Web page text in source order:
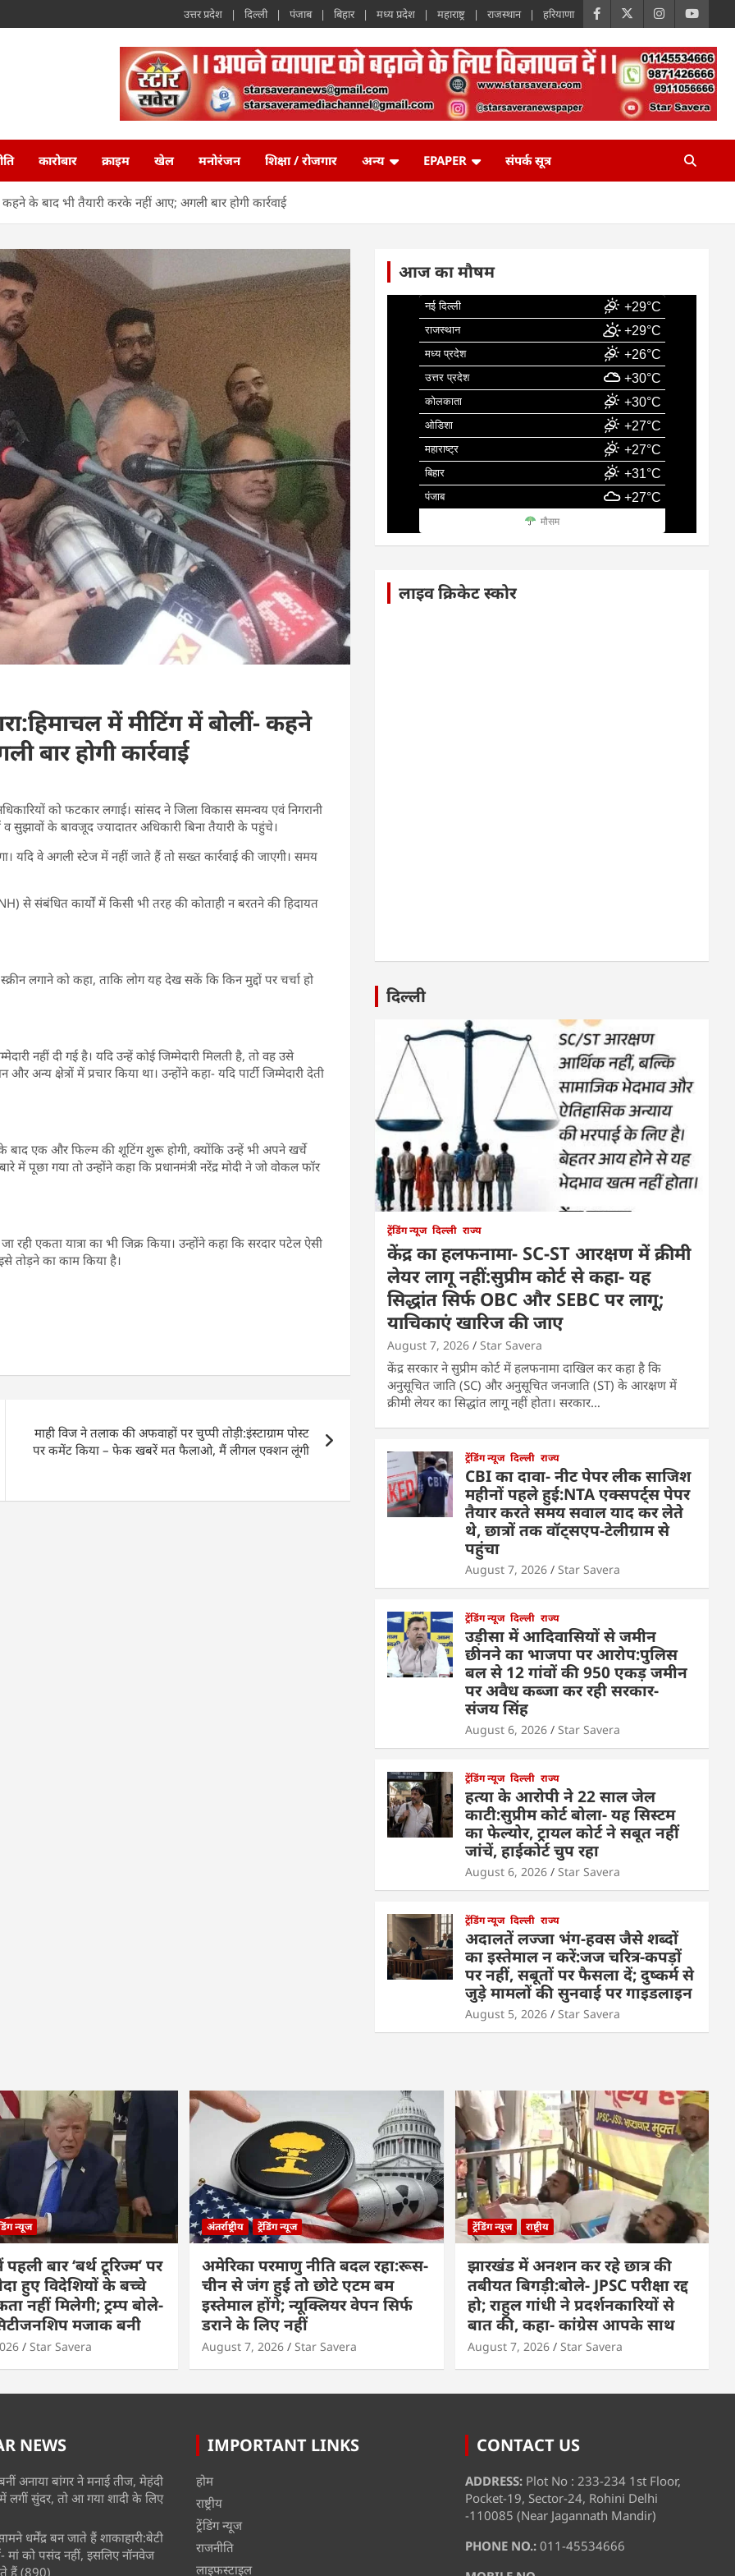
उत्तर प्रदेश दिल्ली पंजाब बिहार मध्य प्रदेश महाराष्ट्र राजस्थान हरियाणा
कारोबार क्राइम खेल मनोरंजन शिक्षा / रोजगार अन्य EPAPER संपर्क सूत्र
के बाद भी तैयारी करके नहीं आए; अगली बार होगी कार्रवाई
में मीटिंग में बोलीं- कहने
होगी कार्रवाई
को फटकार लगाई। सांसद ने जिला विकास समन्वय एवं निगरानी
सुझावों के बावजूद ज्यादातर अधिकारी बिना तैयारी के पहुंचे।
यदि वे अगली स्टेज में नहीं जाते हैं तो सख्त कार्रवाई की जाएगी। समय
से संबंधित कार्यों में किसी भी तरह की कोताही न बरतने की हिदायत
लगाने को कहा, ताकि लोग यह देख सकें कि किन मुद्दों पर चर्चा हो
नहीं दी गई है। यदि उन्हें कोई जिम्मेदारी मिलती है, तो वह उसे
अन्य क्षेत्रों में प्रचार किया था। उन्होंने कहा- यदि पार्टी जिम्मेदारी देती
बाद एक और फिल्म की शूटिंग शुरू होगी, क्योंकि उन्हें भी अपने खर्चे
पूछा गया तो उन्होंने कहा कि प्रधानमंत्री नरेंद्र मोदी ने जो वोकल फॉर
एकता यात्रा का भी जिक्र किया। उन्होंने कहा कि सरदार पटेल ऐसी
तोड़ने का काम किया है।
माही विज ने तलाक की अफवाहों पर चुप्पी तोड़ी:इंस्टाग्राम पोस्ट
पर कमेंट किया – फेक खबरें मत फैलाओ, मैं लीगल एक्शन लूंगी
आज का मौषम
नई दिल्ली +29°C
राजस्थान +29°C
मध्य प्रदेश +26°C
उत्तर प्रदेश +30°C
कोलकाता +30°C
ओडिशा +27°C
महाराष्ट्र +27°C
बिहार +31°C
पंजाब +27°C
मौसम
लाइव क्रिकेट स्कोर
दिल्ली
ट्रेंडिंग न्यूज दिल्ली राज्य
केंद्र का हलफनामा- SC-ST आरक्षण में क्रीमी
लेयर लागू नहीं:सुप्रीम कोर्ट से कहा- यह
सिद्धांत सिर्फ OBC और SEBC पर लागू;
याचिकाएं खारिज की जाए
August 7, 2026 Star Savera
केंद्र सरकार ने सुप्रीम कोर्ट में हलफनामा दाखिल कर कहा है कि
अनुसूचित जाति (SC) और अनुसूचित जनजाति (ST) के आरक्षण में
क्रीमी लेयर का सिद्धांत लागू नहीं होता। सरकार…
ट्रेंडिंग न्यूज दिल्ली राज्य
CBI का दावा- नीट पेपर लीक साजिश
महीनों पहले हुई:NTA एक्सपर्ट्स पेपर
तैयार करते समय सवाल याद कर लेते
थे, छात्रों तक वॉट्सएप-टेलीग्राम से
पहुंचा
August 7, 2026 Star Savera
ट्रेंडिंग न्यूज दिल्ली राज्य
उड़ीसा में आदिवासियों से जमीन
छीनने का भाजपा पर आरोप:पुलिस
बल से 12 गांवों की 950 एकड़ जमीन
पर अवैध कब्जा कर रही सरकार-
संजय सिंह
August 6, 2026 Star Savera
ट्रेंडिंग न्यूज दिल्ली राज्य
हत्या के आरोपी ने 22 साल जेल
काटी:सुप्रीम कोर्ट बोला- यह सिस्टम
का फेल्योर, ट्रायल कोर्ट ने सबूत नहीं
जांचें, हाईकोर्ट चुप रहा
August 6, 2026 Star Savera
ट्रेंडिंग न्यूज दिल्ली राज्य
अदालतें लज्जा भंग-हवस जैसे शब्दों
का इस्तेमाल न करें:जज चरित्र-कपड़ों
पर नहीं, सबूतों पर फैसला दें; दुष्कर्म से
जुड़े मामलों की सुनवाई पर गाइडलाइन
August 5, 2026 Star Savera
न्यूज
बार ‘बर्थ टूरिज्म’ पर
हुए विदेशियों के बच्चे
नहीं मिलेगी; ट्रम्प बोले-
मजाक बनी
Star Savera
अंतर्राष्ट्रीय ट्रेंडिंग न्यूज
अमेरिका परमाणु नीति बदल रहा:रूस-
चीन से जंग हुई तो छोटे एटम बम
इस्तेमाल होंगे; न्यूक्लियर वेपन सिर्फ
डराने के लिए नहीं
August 7, 2026 Star Savera
ट्रेंडिंग न्यूज राष्ट्रीय
झारखंड में अनशन कर रहे छात्र की
तबीयत बिगड़ी:बोले- JPSC परीक्षा रद्द
हो; राहुल गांधी ने प्रदर्शनकारियों से
बात की, कहा- कांग्रेस आपके साथ
August 7, 2026 Star Savera
NEWS
अनाया बांगर ने मनाई तीज, मेहंदी
लगीं सुंदर, तो आ गया शादी के लिए
धर्मेंद्र बन जाते हैं शाकाहारी:बेटी
मां को पसंद नहीं, इसलिए नॉनवेज
हैं (890)
IMPORTANT LINKS
होम
राष्ट्रीय
ट्रेंडिंग न्यूज
राजनीति
लाइफस्टाइल
CONTACT US
ADDRESS: Plot No : 233-234 1st Floor,
Pocket-19, Sector-24, Rohini Delhi
-110085 (Near Jagannath Mandir)
PHONE NO.: 011-45534666